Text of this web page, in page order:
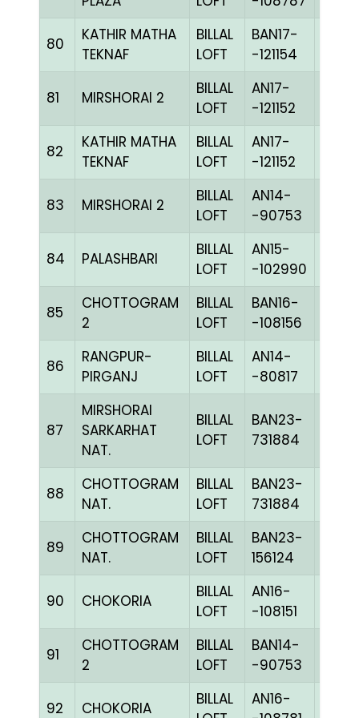
80
KATHIR MATHA
TEKNAF
BILLAL
LOFT
BAN17-
-121154
81 MIRSHORAI 2
BILLAL
LOFT
AN17-
-121152
82
KATHIR MATHA
TEKNAF
BILLAL
LOFT
AN17-
-121152
83 MIRSHORAI 2
BILLAL
LOFT
AN14-
-90753
84 PALASHBARI
BILLAL
LOFT
AN15-
-102990
85
CHOTTOGRAM
2
BILLAL
LOFT
BAN16-
-108156
86
RANGPUR-
PIRGANJ
BILLAL
LOFT
AN14-
-80817
87
MIRSHORAI
SARKARHAT
NAT.
BILLAL
LOFT
BAN23-
731884
88
CHOTTOGRAM
NAT.
BILLAL
LOFT
BAN23-
731884
89
CHOTTOGRAM
NAT.
BILLAL
LOFT
BAN23-
156124
90 CHOKORIA
BILLAL
LOFT
AN16-
-108151
91
CHOTTOGRAM
2
BILLAL
LOFT
BAN14-
-90753
92 CHOKORIA
BILLAL
AN16-